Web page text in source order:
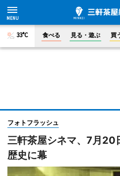
33°C 食べる 見る・遊ぶ 買
フォトフラッシュ
三軒茶屋シネマ、7月20
歴史に幕